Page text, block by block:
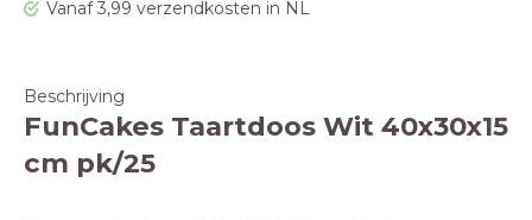
Vanaf 3,99 verzendkosten in NL
Beschrijving
FunCakes Taartdoos Wit 40x30x15
cm pk/25